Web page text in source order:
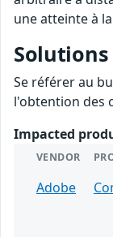
une atteinte à
Solutions
Se référer au
l'obtention des
Impacted
VENDOR
Adobe